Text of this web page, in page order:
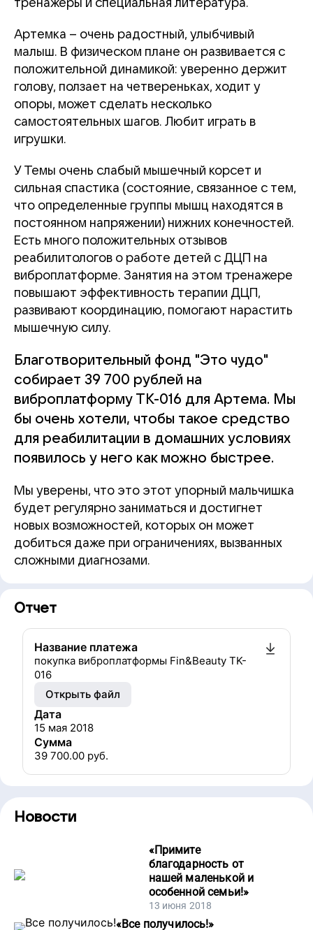
тренажеры и специальная литература.
Артемка – очень радостный, улыбчивый
малыш. В физическом плане он развивается с
положительной динамикой: уверенно держит
голову, ползает на четвереньках, ходит у
опоры, может сделать несколько
самостоятельных шагов. Любит играть в
игрушки.
У Темы очень слабый мышечный корсет и
сильная спастика (состояние, связанное с тем,
что определенные группы мышц находятся в
постоянном напряжении) нижних конечностей.
Есть много положительных отзывов
реабилитологов о работе детей с ДЦП на
виброплатформе. Занятия на этом тренажере
повышают эффективность терапии ДЦП,
развивают координацию, помогают нарастить
мышечную силу.
Благотворительный фонд "Это чудо"
собирает 39 700 рублей на
виброплатформу ТК-016 для Артема. Мы
бы очень хотели, чтобы такое средство
для реабилитации в домашних условиях
появилось у него как можно быстрее.
Мы уверены, что это этот упорный мальчишка
будет регулярно заниматься и достигнет
новых возможностей, которых он может
добиться даже при ограничениях, вызванных
сложными диагнозами.
Отчет
Название платежа
покупка виброплатформы Fin&Beauty TK-
016
Открыть файл
Дата
15 мая 2018
Сумма
39 700.00 руб.
Новости
«Примите
благодарность от
нашей маленькой и
особенной семьи!»
13 июня 2018
«Все получилось!»